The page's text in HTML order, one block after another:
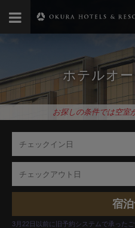
ホテルオ
お探しの条件では空室
3月22日以前に旧予約システムで承った